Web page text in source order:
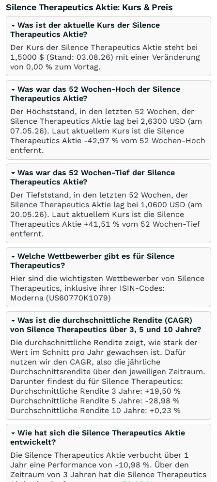
Silence Therapeutics Aktie: Kurs & Preis
Was ist der aktuelle Kurs der Silence
Therapeutics Aktie?
Der Kurs der Silence Therapeutics Aktie steht bei
1,5000 $ (Stand: 03.08.26) mit einer Veränderung
von 0,00 % zum Vortag.
Was war das 52 Wochen-Hoch der Silence
Therapeutics Aktie?
Der Höchststand, in den letzten 52 Wochen, der
Silence Therapeutics Aktie lag bei 2,6300 USD (am
07.05.26). Laut aktuellem Kurs ist die Silence
Therapeutics Aktie -42,97 % vom 52 Wochen-Hoch
entfernt.
Was war das 52 Wochen-Tief der Silence
Therapeutics Aktie?
Der Tiefststand, in den letzten 52 Wochen, der
Silence Therapeutics Aktie lag bei 1,0600 USD (am
20.05.26). Laut aktuellem Kurs ist die Silence
Therapeutics Aktie +41,51 % vom 52 Wochen-Tief
entfernt.
Welche Wettbewerber gibt es für Silence
Therapeutics?
Hier sind die wichtigsten Wettbewerber von Silence
Therapeutics, inklusive ihrer ISIN-Codes:
Moderna (US60770K1079)
Was ist die durchschnittliche Rendite (CAGR)
von Silence Therapeutics über 3, 5 und 10 Jahre?
Die durchschnittliche Rendite zeigt, wie stark der
Wert im Schnitt pro Jahr gewachsen ist. Dafür
nutzen wir den CAGR, also die jährliche
Durchschnittsrendite über den jeweiligen Zeitraum.
Darunter findest du für Silence Therapeutics:
Durchschnittliche Rendite 3 Jahre: +19,50 %
Durchschnittliche Rendite 5 Jahre: -28,98 %
Durchschnittliche Rendite 10 Jahre: +0,23 %
Wie hat sich die Silence Therapeutics Aktie
entwickelt?
Die Silence Therapeutics Aktie verbucht über 1
Jahr eine Performance von -10,98 %. Über den
Zeitraum von 3 Jahren hat die Silence Therapeutics